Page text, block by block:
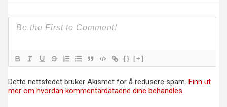
{} [+]
Dette nettstedet bruker Akismet for å redusere spam. Finn ut
mer om hvordan kommentardataene dine behandles.